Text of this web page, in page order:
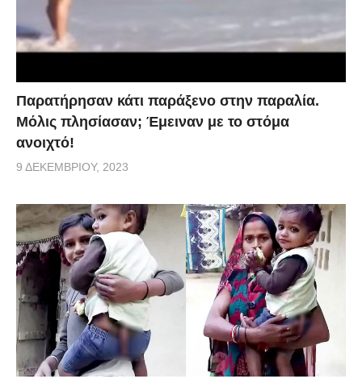
Παρατήρησαν κάτι παράξενο στην παραλία.
Μόλις πλησίασαν; Έμειναν με το στόμα
ανοιχτό!
9 ΔΕΚΕΜΒΡΊΟΥ, 2023